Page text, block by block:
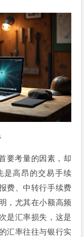
要考量的因素，却
是高昂的交易手续
费、中转行手续费
，尤其在小额高频
是汇率损失，这是
汇率往往与银行实